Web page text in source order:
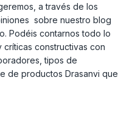
a través de los
sobre nuestro blog
Podéis contarnos todo lo
constructivas con
tipos de
de productos Drasanvi que